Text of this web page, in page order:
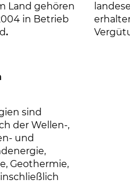
Land gehören
in Betrieb
.
sind
der Wellen-,
und
Geothermie,